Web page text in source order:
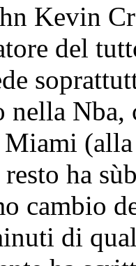
Kevin
del
nella
ha
cambio
di